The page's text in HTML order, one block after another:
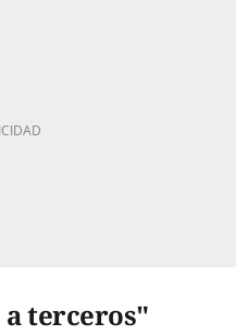
a terceros"